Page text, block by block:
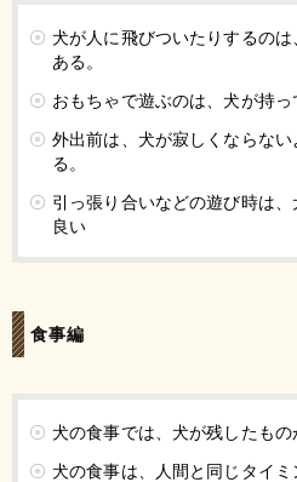
犬が人に飛びついたりするの
ある。
おもちゃで遊ぶのは、犬が持っ
外出前は、犬が寂しくならな
る。
引っ張り合いなどの遊び時は
良い
食事編
犬の食事では、犬が残したもの
犬の食事は、人間と同じタイ